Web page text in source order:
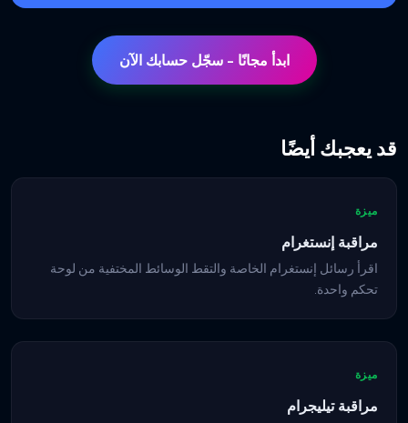
ابدأ مجانًا - سجّل حسابك الآن
قد يعجبك أيضًا
ميزة
مراقبة إنستغرام
اقرأ رسائل إنستغرام الخاصة والتقط الوسائط المختفية من لوحة
تحكم واحدة.
ميزة
مراقبة تيليجرام